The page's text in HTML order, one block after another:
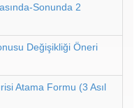
Sonunda 2
Değişikliği Öneri
Atama Formu (3 Asıl